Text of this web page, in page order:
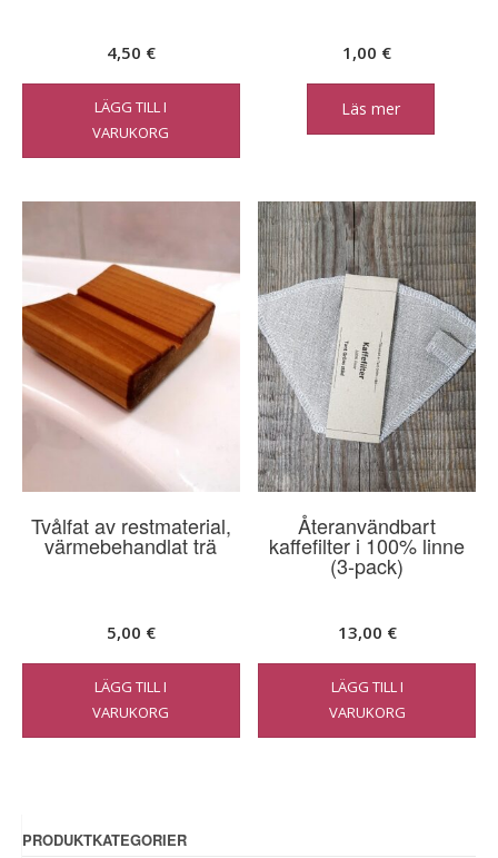
4,50 €
LÄGG TILL I
VARUKORG
1,00 €
Läs mer
Tvålfat av restmaterial,
värmebehandlat trä
5,00 €
LÄGG TILL I
VARUKORG
Återanvändbart
kaffefilter i 100% linne
(3-pack)
13,00 €
LÄGG TILL I
VARUKORG
PRODUKTKATEGORIER